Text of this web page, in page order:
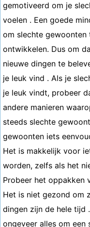
gemotiveerd om je
voelen . Een goede
om slechte
ontwikkelen. Dus om
nieuwe dingen te
je leuk vind . Als je
je leuk vindt, probeer
andere manieren
steeds slechte
gewoonten iets
Het is makkelijk voor
worden, zelfs als het
Probeer het oppakken
Het is niet gezond om
dingen zijn de hele tijd
ongeveer alles om